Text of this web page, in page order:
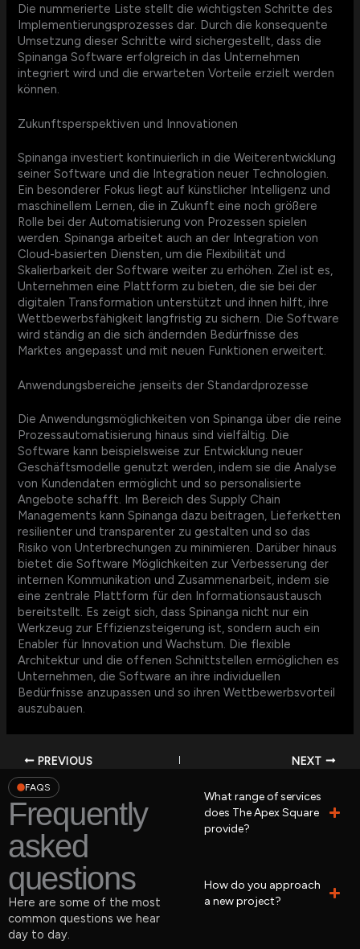
Die nummerierte Liste stellt die wichtigsten Schritte des
Implementierungsprozesses dar. Durch die konsequente
Umsetzung dieser Schritte wird sichergestellt, dass die
Spinanga Software erfolgreich in das Unternehmen
integriert wird und die erwarteten Vorteile erzielt werden
können.
Zukunftsperspektiven und Innovationen
Spinanga investiert kontinuierlich in die Weiterentwicklung
seiner Software und die Integration neuer Technologien.
Ein besonderer Fokus liegt auf künstlicher Intelligenz und
maschinellem Lernen, die in Zukunft eine noch größere
Rolle bei der Automatisierung von Prozessen spielen
werden. Spinanga arbeitet auch an der Integration von
Cloud-basierten Diensten, um die Flexibilität und
Skalierbarkeit der Software weiter zu erhöhen. Ziel ist es,
Unternehmen eine Plattform zu bieten, die sie bei der
digitalen Transformation unterstützt und ihnen hilft, ihre
Wettbewerbsfähigkeit langfristig zu sichern. Die Software
wird ständig an die sich ändernden Bedürfnisse des
Marktes angepasst und mit neuen Funktionen erweitert.
Anwendungsbereiche jenseits der Standardprozesse
Die Anwendungsmöglichkeiten von Spinanga über die reine
Prozessautomatisierung hinaus sind vielfältig. Die
Software kann beispielsweise zur Entwicklung neuer
Geschäftsmodelle genutzt werden, indem sie die Analyse
von Kundendaten ermöglicht und so personalisierte
Angebote schafft. Im Bereich des Supply Chain
Managements kann Spinanga dazu beitragen, Lieferketten
resilienter und transparenter zu gestalten und so das
Risiko von Unterbrechungen zu minimieren. Darüber hinaus
bietet die Software Möglichkeiten zur Verbesserung der
internen Kommunikation und Zusammenarbeit, indem sie
eine zentrale Plattform für den Informationsaustausch
bereitstellt. Es zeigt sich, dass Spinanga nicht nur ein
Werkzeug zur Effizienzsteigerung ist, sondern auch ein
Enabler für Innovation und Wachstum. Die flexible
Architektur und die offenen Schnittstellen ermöglichen es
Unternehmen, die Software an ihre individuellen
Bedürfnisse anzupassen und so ihren Wettbewerbsvorteil
auszubauen.
PREVIOUS NEXT
FAQS
Frequently
asked
questions
Here are some of the most
common questions we hear
day to day.
What range of services
does The Apex Square
provide?
How do you approach
a new project?